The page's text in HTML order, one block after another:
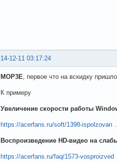
14-12-11 03:17:24
MOP3E , первое что на вскидку
К примеру
Увеличение скорости работы
https://acerfans.ru/soft/1398-ispolzovan
Воспроизведение HD-видео на
https://acerfans.ru/faq/1573-